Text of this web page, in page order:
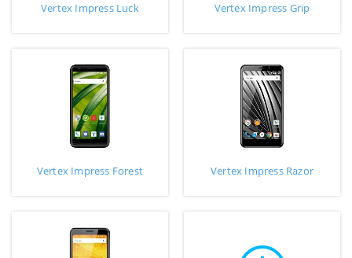
Vertex Impress Luck Vertex Impress Grip
Vertex Impress Forest Vertex Impress Razor